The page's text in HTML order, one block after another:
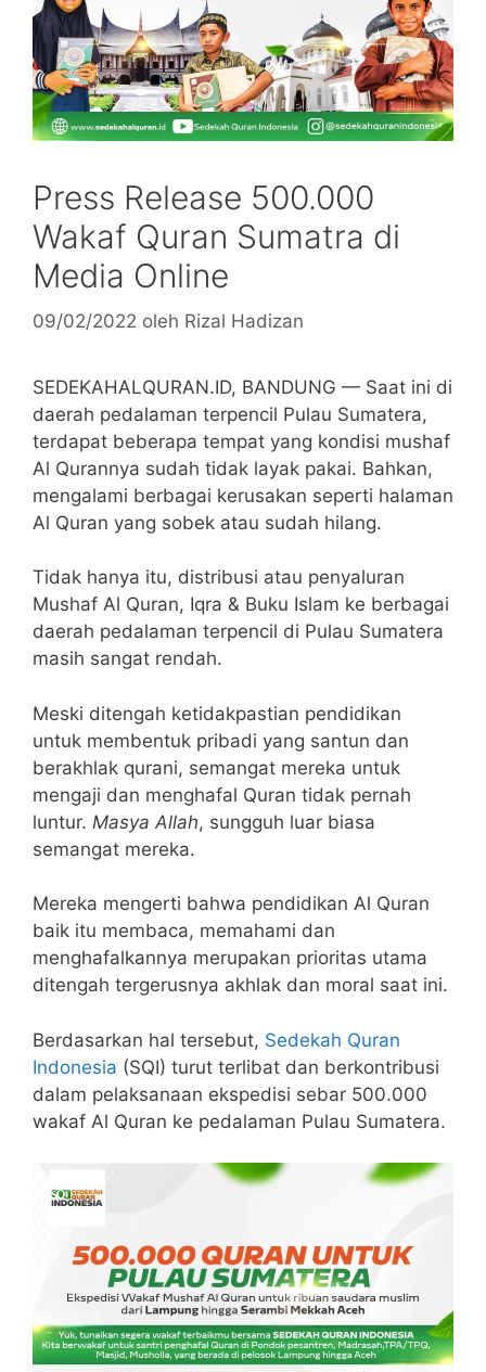
Press Release 500.000
Wakaf Quran Sumatra di
Media Online
09/02/2022 oleh Rizal Hadizan
SEDEKAHALQURAN.ID, BANDUNG — Saat ini di
daerah pedalaman terpencil Pulau Sumatera,
terdapat beberapa tempat yang kondisi mushaf
Al Qurannya sudah tidak layak pakai. Bahkan,
mengalami berbagai kerusakan seperti halaman
Al Quran yang sobek atau sudah hilang.
Tidak hanya itu, distribusi atau penyaluran
Mushaf Al Quran, Iqra & Buku Islam ke berbagai
daerah pedalaman terpencil di Pulau Sumatera
masih sangat rendah.
Meski ditengah ketidakpastian pendidikan
untuk membentuk pribadi yang santun dan
berakhlak qurani, semangat mereka untuk
mengaji dan menghafal Quran tidak pernah
luntur. Masya Allah, sungguh luar biasa
semangat mereka.
Mereka mengerti bahwa pendidikan Al Quran
baik itu membaca, memahami dan
menghafalkannya merupakan prioritas utama
ditengah tergerusnya akhlak dan moral saat ini.
Berdasarkan hal tersebut, Sedekah Quran
Indonesia (SQI) turut terlibat dan berkontribusi
dalam pelaksanaan ekspedisi sebar 500.000
wakaf Al Quran ke pedalaman Pulau Sumatera.